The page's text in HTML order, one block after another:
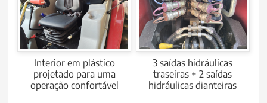
Interior em plástico
projetado para uma
operação confortável
3 saídas hidráulicas
traseiras + 2 saídas
hidráulicas dianteiras